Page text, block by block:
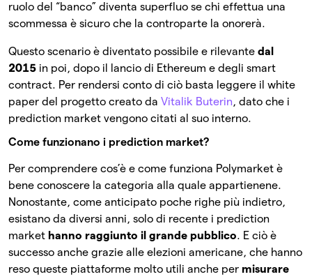
ruolo del “banco” diventa superfluo se chi effettua una
scommessa è sicuro che la controparte la onorerà.
Questo scenario è diventato possibile e rilevante dal
2015 in poi, dopo il lancio di Ethereum e degli smart
contract. Per rendersi conto di ciò basta leggere il white
paper del progetto creato da Vitalik Buterin, dato che i
prediction market vengono citati al suo interno.
Come funzionano i prediction market?
Per comprendere cos’è e come funziona Polymarket è
bene conoscere la categoria alla quale appartienene.
Nonostante, come anticipato poche righe più indietro,
esistano da diversi anni, solo di recente i prediction
market hanno raggiunto il grande pubblico. E ciò è
successo anche grazie alle elezioni americane, che hanno
reso queste piattaforme molto utili anche per misurare